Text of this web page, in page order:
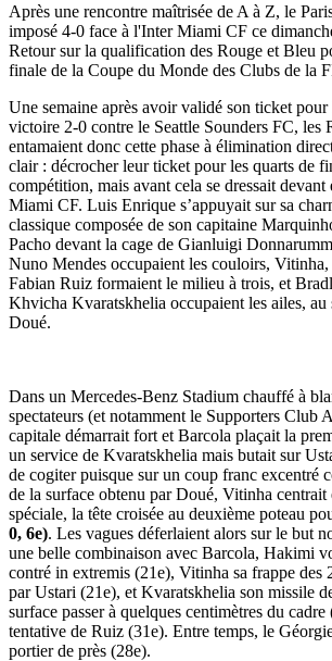
Après une rencontre maîtrisée de A à Z, le
imposé 4-0 face à l'Inter Miami CF ce
Retour sur la qualification des Rouge et Bleu
finale de la Coupe du Monde des Clubs de la
Une semaine après avoir validé son ticket pour
victoire 2-0 contre le Seattle Sounders FC, les
entamaient donc cette phase à élimination
clair : décrocher leur ticket pour les quarts de
compétition, mais avant cela se dressait
Miami CF. Luis Enrique s’appuyait sur sa
classique composée de son capitaine
Pacho devant la cage de Gianluigi
Nuno Mendes occupaient les couloirs, Vitinha,
Fabian Ruiz formaient le milieu à trois, et
Khvicha Kvaratskhelia occupaient les ailes, au
Doué.
Dans un Mercedes-Benz Stadium chauffé à
spectateurs (et notamment le Supporters Club
capitale démarrait fort et Barcola plaçait la
un service de Kvaratskhelia mais butait sur
de cogiter puisque sur un coup franc excentré
de la surface obtenu par Doué, Vitinha centrait
spéciale, la tête croisée au deuxième poteau
0, 6e). Les vagues déferlaient alors sur le but
une belle combinaison avec Barcola, Hakimi
contré in extremis (21e), Vitinha sa frappe des
par Ustari (21e), et Kvaratskhelia son missile
surface passer à quelques centimètres du
tentative de Ruiz (31e). Entre temps, le
portier de près (28e).